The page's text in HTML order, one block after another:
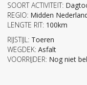
SOORT ACTIVITEIT:
REGIO: Midden
LENGTE RIT: 100km
RIJSTIJL: Toeren
WEGDEK: Asfalt
VOORRIJDER: Nog niet